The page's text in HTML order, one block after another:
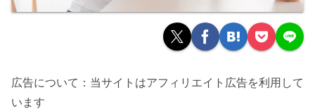
広告について：当サイトはアフィリエイト広告を利用して
います